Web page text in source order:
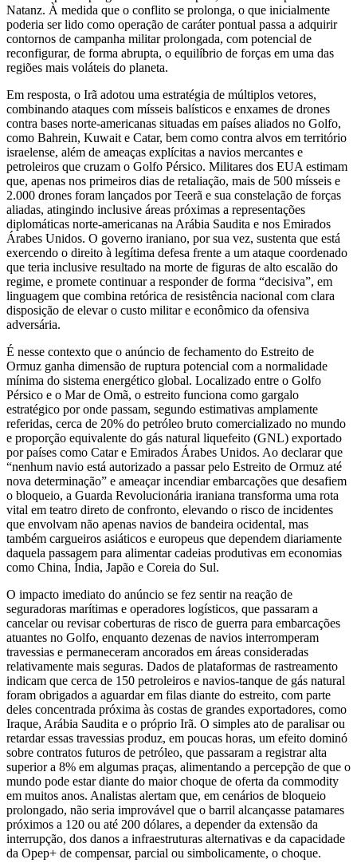
Natanz. À medida que o conflito se prolonga, o que inicialmente
poderia ser lido como operação de caráter pontual passa a adquirir
contornos de campanha militar prolongada, com potencial de
reconfigurar, de forma abrupta, o equilíbrio de forças em uma das
regiões mais voláteis do planeta.
Em resposta, o Irã adotou uma estratégia de múltiplos vetores,
combinando ataques com mísseis balísticos e enxames de drones
contra bases norte‑americanas situadas em países aliados no Golfo,
como Bahrein, Kuwait e Catar, bem como contra alvos em território
israelense, além de ameaças explícitas a navios mercantes e
petroleiros que cruzam o Golfo Pérsico. Militares dos EUA estimam
que, apenas nos primeiros dias de retaliação, mais de 500 mísseis e
2.000 drones foram lançados por Teerã e sua constelação de forças
aliadas, atingindo inclusive áreas próximas a representações
diplomáticas norte‑americanas na Arábia Saudita e nos Emirados
Árabes Unidos. O governo iraniano, por sua vez, sustenta que está
exercendo o direito à legítima defesa frente a um ataque coordenado
que teria inclusive resultado na morte de figuras de alto escalão do
regime, e promete continuar a responder de forma “decisiva”, em
linguagem que combina retórica de resistência nacional com clara
disposição de elevar o custo militar e econômico da ofensiva
adversária.
É nesse contexto que o anúncio de fechamento do Estreito de
Ormuz ganha dimensão de ruptura potencial com a normalidade
mínima do sistema energético global. Localizado entre o Golfo
Pérsico e o Mar de Omã, o estreito funciona como gargalo
estratégico por onde passam, segundo estimativas amplamente
referidas, cerca de 20% do petróleo bruto comercializado no mundo
e proporção equivalente do gás natural liquefeito (GNL) exportado
por países como Catar e Emirados Árabes Unidos. Ao declarar que
“nenhum navio está autorizado a passar pelo Estreito de Ormuz até
nova determinação” e ameaçar incendiar embarcações que desafiem
o bloqueio, a Guarda Revolucionária iraniana transforma uma rota
vital em teatro direto de confronto, elevando o risco de incidentes
que envolvam não apenas navios de bandeira ocidental, mas
também cargueiros asiáticos e europeus que dependem diariamente
daquela passagem para alimentar cadeias produtivas em economias
como China, Índia, Japão e Coreia do Sul.
O impacto imediato do anúncio se fez sentir na reação de
seguradoras marítimas e operadores logísticos, que passaram a
cancelar ou revisar coberturas de risco de guerra para embarcações
atuantes no Golfo, enquanto dezenas de navios interromperam
travessias e permaneceram ancorados em áreas consideradas
relativamente mais seguras. Dados de plataformas de rastreamento
indicam que cerca de 150 petroleiros e navios‑tanque de gás natural
foram obrigados a aguardar em filas diante do estreito, com parte
deles concentrada próxima às costas de grandes exportadores, como
Iraque, Arábia Saudita e o próprio Irã. O simples ato de paralisar ou
retardar essas travessias produz, em poucas horas, um efeito dominó
sobre contratos futuros de petróleo, que passaram a registrar alta
superior a 8% em algumas praças, alimentando a percepção de que o
mundo pode estar diante do maior choque de oferta da commodity
em muitos anos. Analistas alertam que, em cenários de bloqueio
prolongado, não seria improvável que o barril alcançasse patamares
próximos a 120 ou até 200 dólares, a depender da extensão da
interrupção, dos danos a infraestruturas alternativas e da capacidade
da Opep+ de compensar, parcial ou simbolicamente, o choque.